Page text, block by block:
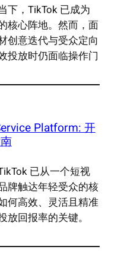
下，TikTok 已成为
核心阵地。然而，面
创意迭代与受众定向
投放时仍面临操作门
Platform: 开
已从一个短视
牌触达年轻受众的核
何高效、灵活且精准
回报率的关键。